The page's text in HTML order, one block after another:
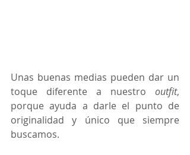
Unas buenas medias pueden dar un
toque diferente a nuestro outfit,
porque ayuda a darle el punto de
originalidad y único que siempre
buscamos.